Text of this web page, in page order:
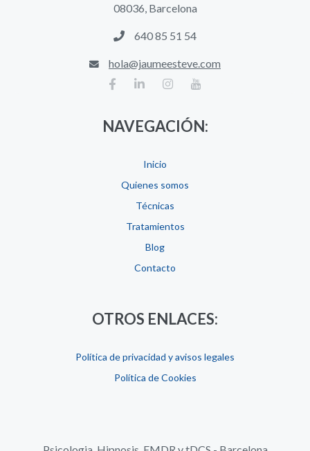
08036, Barcelona
640 85 51 54
hola@jaumeesteve.com
NAVEGACIÓN:
Inicio
Quienes somos
Técnicas
Tratamientos
Blog
Contacto
OTROS ENLACES:
Política de privacidad y avisos legales
Política de Cookies